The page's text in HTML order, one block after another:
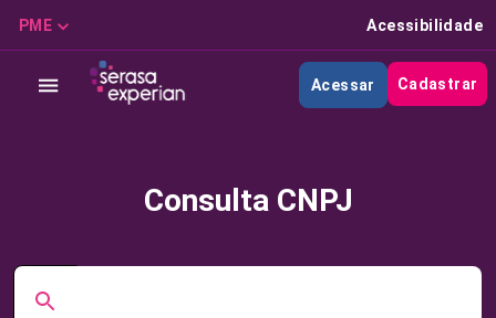
PME Acessibilidade
Acessar Cadastrar
Consulta CNPJ